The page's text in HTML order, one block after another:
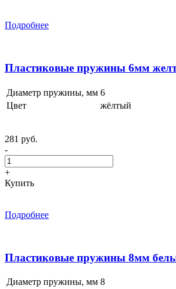
Подробнее
Пластиковые пружины 6мм
Диаметр пружины, мм 6
Цвет
жёлтый
281 руб.
-
+
Купить
Подробнее
Пластиковые пружины 8мм
Диаметр пружины, мм 8